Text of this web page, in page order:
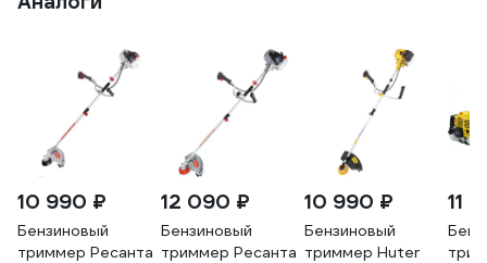
10 990 ₽
Бензиновый
триммер Ресанта
12 090 ₽
Бензиновый
триммер Ресанта
10 990 ₽
Бензиновый
триммер Huter
11